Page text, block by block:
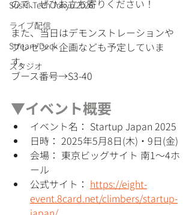
SusHi Tech Tokyo 2026
ライブ配信
Stream Deck
スタジオ
ので、ぜひお立ち寄りください！
また、当日はデモンストレーションや
プレゼント企画なども予定していま
す。
ブース番号→S3-40
▼イベント概要
イベント名： Startup Japan 2025
日時： 2025年5月8日(木)・9日(金)
会場： 東京ビッグサイト 南1〜4ホ
ール
公式サイト： https://eight-
event.8card.net/climbers/startup-